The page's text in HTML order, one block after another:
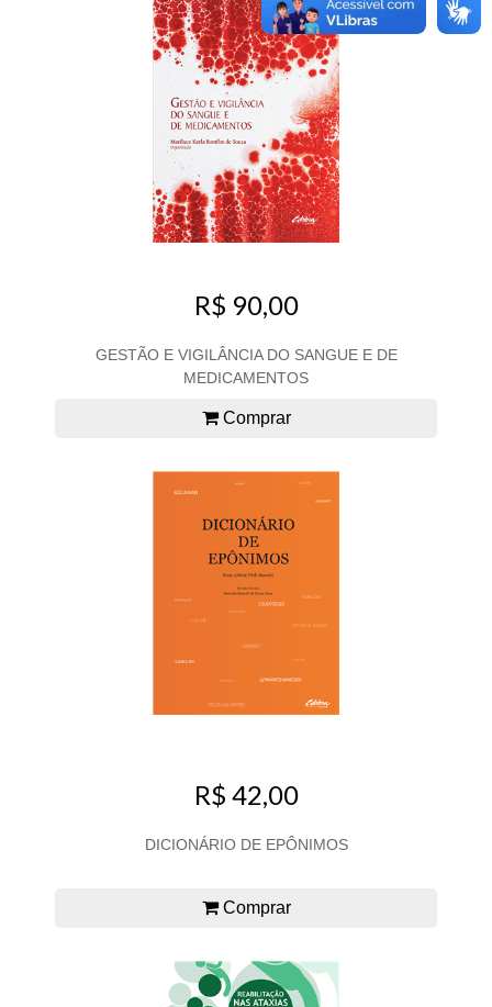
R$ 90,00
GESTÃO E VIGILÂNCIA DO SANGUE E DE
MEDICAMENTOS
Comprar
R$ 42,00
DICIONÁRIO DE EPÔNIMOS
Comprar